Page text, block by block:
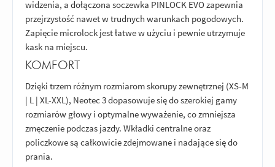
widzenia, a dołączona soczewka PINLOCK EVO zapewnia
przejrzystość nawet w trudnych warunkach pogodowych.
Zapięcie microlock jest łatwe w użyciu i pewnie utrzymuje
kask na miejscu.
KOMFORT
Dzięki trzem różnym rozmiarom skorupy zewnętrznej (XS-M
| L | XL-XXL), Neotec 3 dopasowuje się do szerokiej gamy
rozmiarów głowy i optymalne wyważenie, co zmniejsza
zmęczenie podczas jazdy. Wkładki centralne oraz
policzkowe są całkowicie zdejmowane i nadające się do
prania.